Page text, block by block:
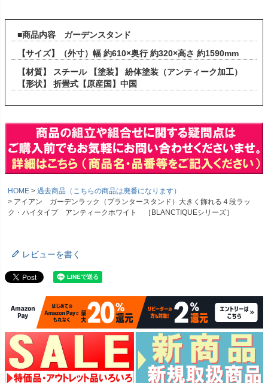
■商品内容 ガーデンスタンド
【サイズ】（外寸）幅 約610×奥行 約320×高さ 約1590mm
【材質】 スチール 【塗装】 紛体塗装（アンティーク加工）
【形状】 折畳式【原産国】中国
HOME
過去商品（こちらの商品は廃番になります）
アイアン ガーデンラック（プランタースタンド）大きく飾れる４段ラッ
ク・ハイタイプ アンティークホワイト ［BLANCTIQUEシリーズ］
レビューを書く